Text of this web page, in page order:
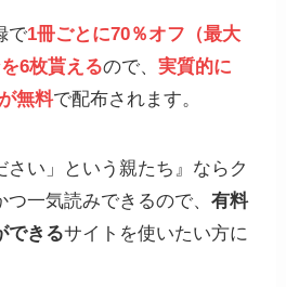
で1冊ごとに70％オフ（最大
6枚貰えるので、実質的に
無料で配布されます。
さい」という親たち』ならク
つ一気読みできるので、有料
できるサイトを使いたい方に